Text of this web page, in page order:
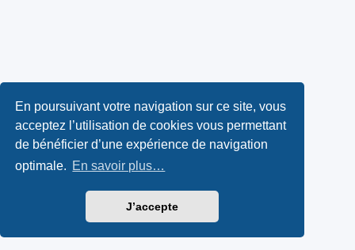
En poursuivant votre navigation sur ce site, vous
acceptez l’utilisation de cookies vous permettant
de bénéficier d’une expérience de navigation
optimale. En savoir plus…
J’accepte